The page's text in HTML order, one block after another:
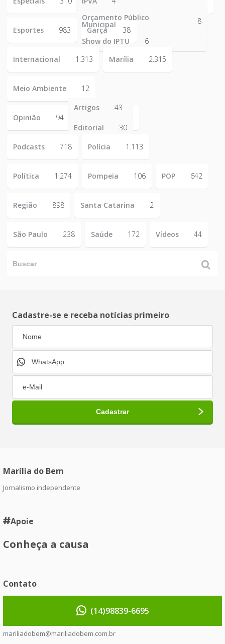
Orçamento Público
Municipal 8
Show do IPTU 6
Esportes 983 Garça 38
Internacional 1.313 Marília 2.315
Meio Ambiente 12
Opinião 94
Artigos 43
Editorial
30
Podcasts
718 Polícia 1.113
Política 1.274 Pompeia 106 POP 642
Região 898 Santa Catarina 2
São Paulo 238 Saúde 172 Vídeos 44
Cadastre-se e receba notícias primeiro
Marília do Bem
Jornalismo independente
Apoie
Conheça a causa
Contato
(14)98839-6695
mariliadobem@mariliadobem.com.br